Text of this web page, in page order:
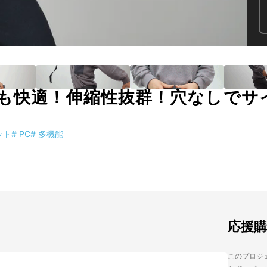
快適！伸縮性抜群！穴なしで
# PC# 多機能
応援
このプロジ